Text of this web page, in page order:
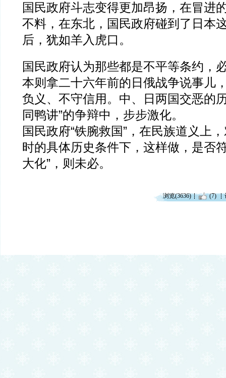
国民政府斗志变得更加昂扬，在冒进
不料，在东北，国民政府碰到了日本
后，犹如羊入虎口。
国民政府认为那些都是不平等条约，
本则拿二十六年前的日俄战争说事儿
负义、不守信用。中、日两国交恶的
同鸭讲”的争辩中，步步激化。
国民政府“铁腕救国”，在民族道义上
时的具体历史条件下，这样做，是否
大化”，则未必。
浏览(3636) (7)